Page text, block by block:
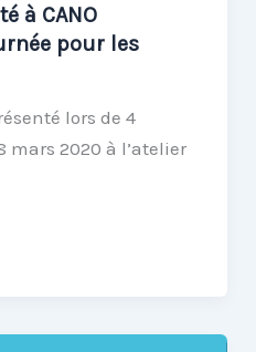
à CANO
pour les
lors de 4
mars 2020 à l’atelier